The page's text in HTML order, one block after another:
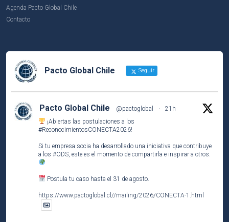
Agenda Pacto Global Chile
Contacto
Pacto Global Chile Seguir
Pacto Global Chile @pactoglobal ·
21h
¡Abiertas las postulaciones a los
#ReconocimientosCONECTA2026!
Si tu empresa socia ha desarrollado una iniciativa que contribuye
a los #ODS , este es el momento de compartirla e inspirar a otros.
Postula tu caso hasta el 31 de agosto.
https://www.pactoglobal.cl//mailing/2026/CONECTA-1.html